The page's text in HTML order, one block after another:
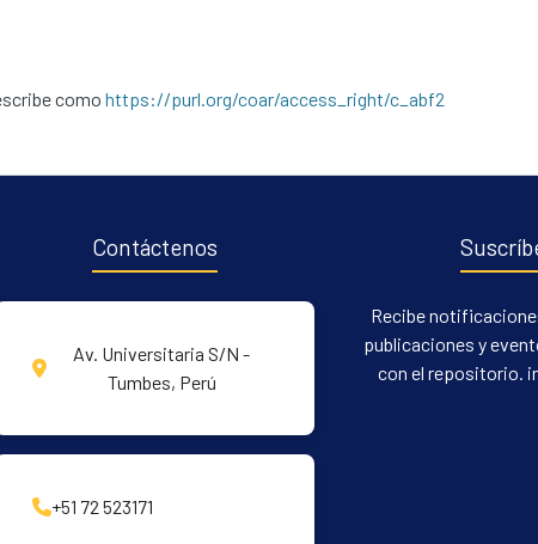
como https://purl.org/coar/access_right/c_abf2
Contáctenos
Av. Universitaria S/N -
Tumbes, Perú
+51 72 523171
Recibe
publicaciones y
con el repositorio.